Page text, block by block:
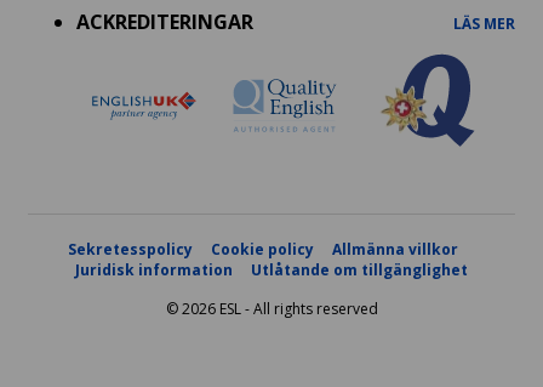
ACKREDITERINGAR
LÄS MER
Sekretesspolicy Cookie policy
Allmänna villkor
Juridisk information
Utlåtande om tillgänglighet
© 2026 ESL - All rights reserved